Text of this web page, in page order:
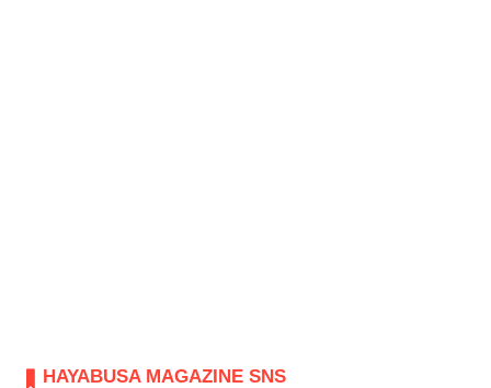
HAYABUSA MAGAZINE SNS